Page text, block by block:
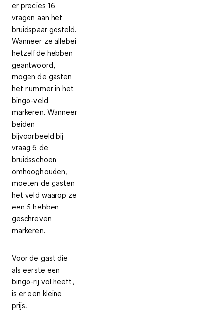
er precies 16
vragen aan het
bruidspaar gesteld.
Wanneer ze allebei
hetzelfde hebben
geantwoord,
mogen de gasten
het nummer in het
bingo-veld
markeren. Wanneer
beiden
bijvoorbeeld bij
vraag 6 de
bruidsschoen
omhooghouden,
moeten de gasten
het veld waarop ze
een 5 hebben
geschreven
markeren.
Voor de gast die
als eerste een
bingo-rij vol heeft,
is er een kleine
prijs.